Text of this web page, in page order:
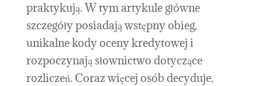
praktykują. W tym artykule główne
szczegóły posiadają wstępny obieg,
unikalne kody oceny kredytowej i
rozpoczynają słownictwo dotyczące
rozliczeń. Coraz więcej osób decyduje,